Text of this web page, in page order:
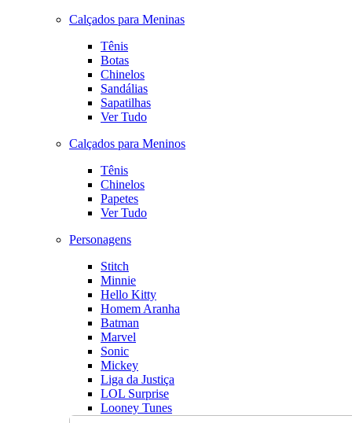
Calçados para Meninas
Tênis
Botas
Chinelos
Sandálias
Sapatilhas
Ver Tudo
Calçados para Meninos
Tênis
Chinelos
Papetes
Ver Tudo
Personagens
Stitch
Minnie
Hello Kitty
Homem Aranha
Batman
Marvel
Sonic
Mickey
Liga da Justiça
LOL Surprise
Looney Tunes